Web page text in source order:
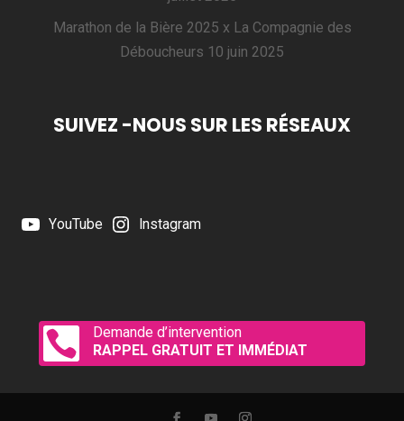
Marathon de la Bière 2025 x La Compagnie des
Déboucheurs 10 juin 2025
SUIVEZ -NOUS SUR LES RÉSEAUX
YouTube Instagram

Demande d’intervention
RAPPEL GRATUIT ET IMMÉDIAT